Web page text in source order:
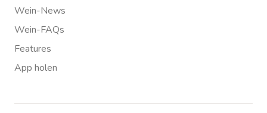
Wein-News
Wein-FAQs
Features
App holen